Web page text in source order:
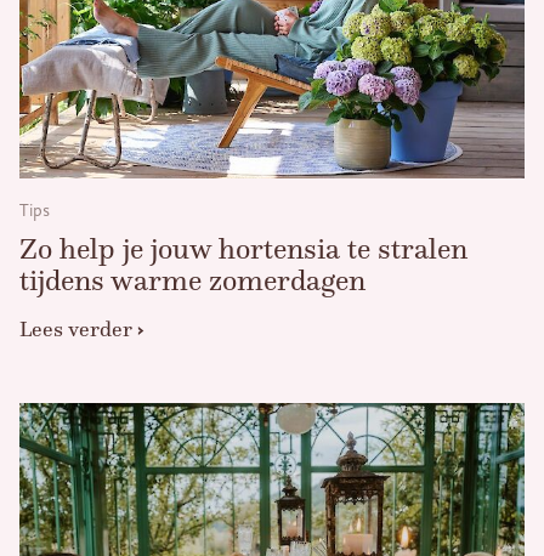
Tips
Zo help je jouw hortensia te stralen
tijdens warme zomerdagen
Lees verder